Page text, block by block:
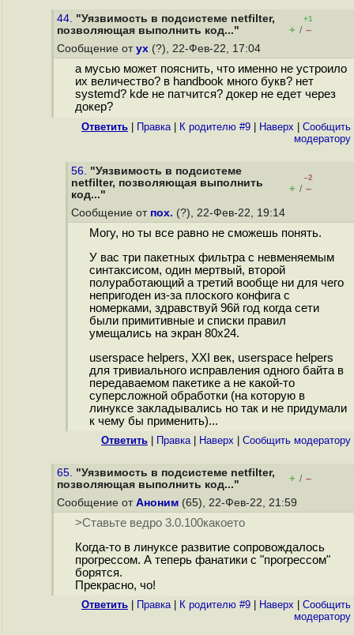
44. "Уязвимость в подсистеме netfilter,
позволяющая выполнить код..."
+1
+ / –
Сообщение от ух (?), 22-Фев-22, 17:04
а мусью может пояснить, что именно не устроило
их величество? в handbook много букв? нет
systemd? kde не патчится? докер не едет через
докер?
Ответить Правка| К родителю #9 Наверх
Cообщить
модератору
56. "Уязвимость в подсистеме
netfilter, позволяющая выполнить
код..."
–2
+ / –
Сообщение от пох. (?), 22-Фев-22, 19:14
Могу, но ты все равно не сможешь понять.
У вас три пакетных фильтра с невменяемым
синтаксисом, один мертвый, второй
полуработающий а третий вообще ни для чего
непригоден из-за плоского конфига с
номерками, здравствуй 96й год когда сети
были примитивные и списки правил
умещались на экран 80x24.
userspace helpers, XXI век, userspace helpers
для тривиального исправления одного байта в
передаваемом пакетике а не какой-то
суперсложной обработки (на которую в
линуксе закладывались но так и не придумали
к чему бы применить)...
Ответить Правка| Наверх Cообщить модератору
65. "Уязвимость в подсистеме netfilter,
позволяющая выполнить код..."
+ / –
Сообщение от Аноним (65), 22-Фев-22, 21:59
>Ставьте ведро 3.0.100какоето
Когда-то в линуксе развитие сопровождалось
прогрессом. А теперь фанатики с "прогрессом"
борятся.
Прекрасно, чо!
Ответить Правка| К родителю #9 Наверх
Cообщить
модератору